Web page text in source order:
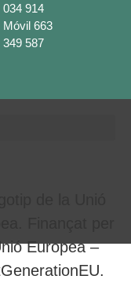
034 914
Móvil 663
349 587